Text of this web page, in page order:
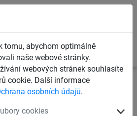
tomu, abychom optimálně
naše webové stránky.
webových stránek souhlasíte
cookie. Další informace
osobních údajů.
cookies
Sítě pro zvířata a jiné účely